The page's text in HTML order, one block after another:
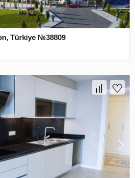
Türkiye №38809